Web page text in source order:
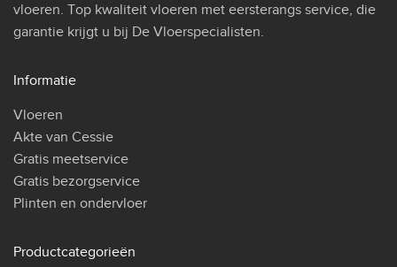
vloeren. Top kwaliteit vloeren met eersterangs service, die
garantie krijgt u bij De Vloerspecialisten.
Informatie
Vloeren
Akte van Cessie
Gratis meetservice
Gratis bezorgservice
Plinten en ondervloer
Productcategorieën